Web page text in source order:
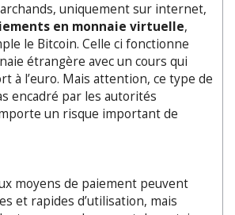
uniquement sur internet,
en monnaie virtuelle,
le Bitcoin. Celle ci fonctionne
étrangère avec un cours qui
à l’euro. Mais attention, ce type de
encadré par les autorités
un risque important de
moyens de paiement peuvent
et rapides d’utilisation, mais